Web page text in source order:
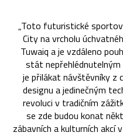
„Toto futuristické
City na vrcholu
Tuwaiq a je vzdáleno
stát nepřehlédnutelným
je přilákat návštěvníky z
designu a jedinečným
revoluci v tradičním
se zde budou konat
zábavních a kulturních akcí